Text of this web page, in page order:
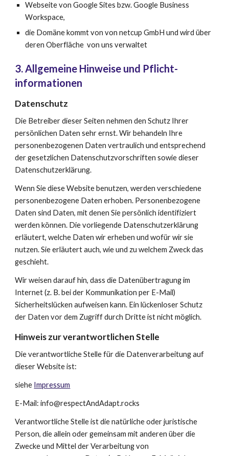
Webseite von Google Sites bzw. Google Business
Workspace,
die Domäne kommt von von netcup GmbH und wird über
deren Oberfläche  von uns verwaltet
3. Allgemeine Hinweise und Pflicht­
informationen
Datenschutz
Die Betreiber dieser Seiten nehmen den Schutz Ihrer
persönlichen Daten sehr ernst. Wir behandeln Ihre
personenbezogenen Daten vertraulich und entsprechend
der gesetzlichen Datenschutzvorschriften sowie dieser
Datenschutzerklärung.
Wenn Sie diese Website benutzen, werden verschiedene
personenbezogene Daten erhoben. Personenbezogene
Daten sind Daten, mit denen Sie persönlich identifiziert
werden können. Die vorliegende Datenschutzerklärung
erläutert, welche Daten wir erheben und wofür wir sie
nutzen. Sie erläutert auch, wie und zu welchem Zweck das
geschieht.
Wir weisen darauf hin, dass die Datenübertragung im
Internet (z. B. bei der Kommunikation per E-Mail)
Sicherheitslücken aufweisen kann. Ein lückenloser Schutz
der Daten vor dem Zugriff durch Dritte ist nicht möglich.
Hinweis zur verantwortlichen Stelle
Die verantwortliche Stelle für die Datenverarbeitung auf
dieser Website ist:
siehe Impressum
E-Mail: info@respectAndAdapt.rocks
Verantwortliche Stelle ist die natürliche oder juristische
Person, die allein oder gemeinsam mit anderen über die
Zwecke und Mittel der Verarbeitung von